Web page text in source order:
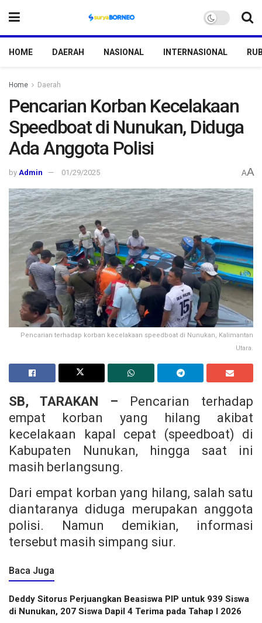
HOME DAERAH NASIONAL INTERNASIONAL
Home Daerah
Pencarian Korban Kecelakaan
Speedboat di Nunukan, Diduga
Ada Anggota Polisi
by Admin 01/29/2025 AA
Pencarian terhadap korban kecelakaan speedboat di Nunukan, Kalimantan
Utara.
SB, TARAKAN – Pencarian terhadap
empat korban yang hilang akibat
kecelakaan kapal cepat (speedboat) di
Kabupaten Nunukan, hingga saat ini
masih berlangsung.
Dari empat korban yang hilang, salah satu
diantaranya diduga merupakan anggota
polisi. Namun demikian, informasi
tersebut masih simpang siur.
Baca Juga
Deddy Sitorus Perjuangkan Beasiswa PIP untuk 939 Siswa
di Nunukan, 207 Siswa Dapil 4 Terima pada Tahap I 2026